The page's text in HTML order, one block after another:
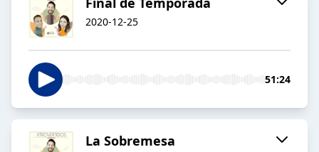
2020-12-25
51:24
La Sobremesa